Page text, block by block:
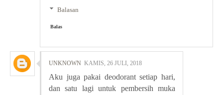
Balasan
Balas
UNKNOWN KAMIS, 26 JULI, 2018
Aku juga pakai deodorant setiap hari,
dan satu lagi untuk pembersih muka